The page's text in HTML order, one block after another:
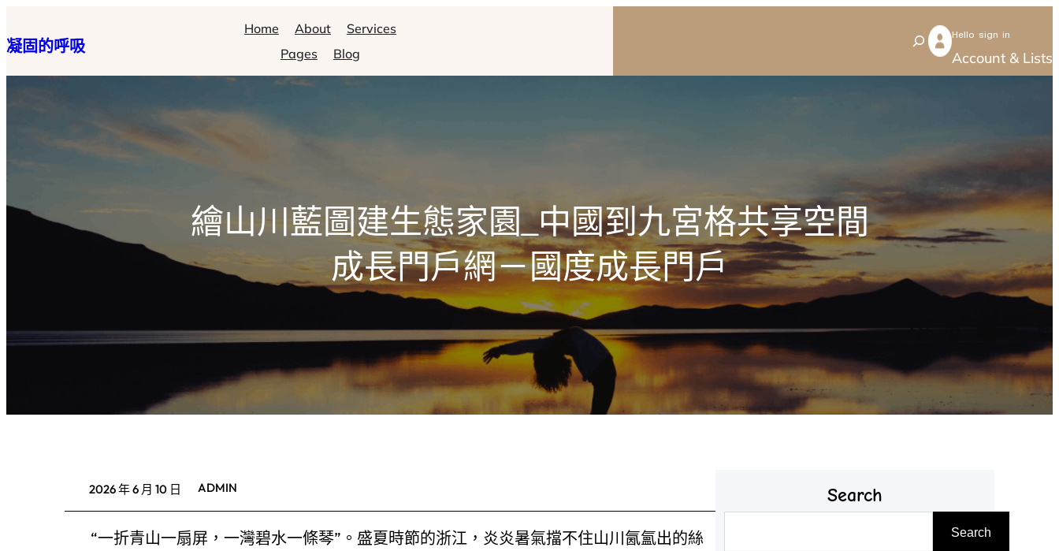
至
主
凝固的呼吸
Home About
Services
Pages
Blog
S
e
Hello sign in
Account & Lists
繪山川藍圖建生態家園_中國到九宮格共享空間
成長門戶網－國度成長門戶
2026 年 6 月 10 日 ADMIN
“一折青山一扇屏，一灣碧水一條琴”。盛夏時節的浙江，炎炎暑氣擋不住山川氤氳出的絲
Search
Search